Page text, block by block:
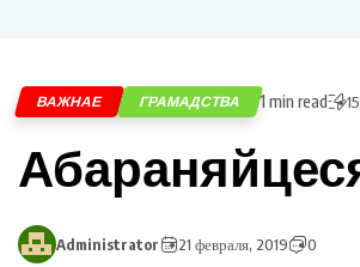
ВАЖНАЕ ГРАМАДСТВА 1 min read
Administrator 21 февраля, 2019 0